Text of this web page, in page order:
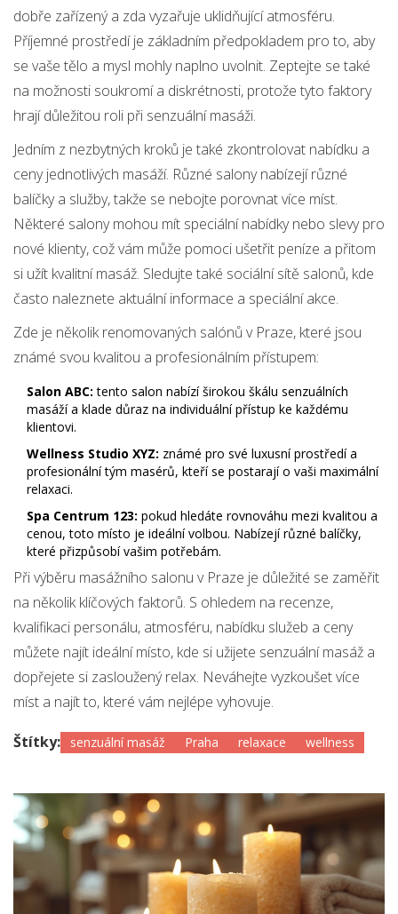
dobře zařízený a zda vyzařuje uklidňující atmosféru.
Příjemné prostředí je základním předpokladem pro to, aby
se vaše tělo a mysl mohly naplno uvolnit. Zeptejte se také
na možnosti soukromí a diskrétnosti, protože tyto faktory
hrají důležitou roli při senzuální masáži.
Jedním z nezbytných kroků je také zkontrolovat nabídku a
ceny jednotlivých masáží. Různé salony nabízejí různé
balíčky a služby, takže se nebojte porovnat více míst.
Některé salony mohou mít speciální nabídky nebo slevy pro
nové klienty, což vám může pomoci ušetřit peníze a přitom
si užít kvalitní masáž. Sledujte také sociální sítě salonů, kde
často naleznete aktuální informace a speciální akce.
Zde je několik renomovaných salónů v Praze, které jsou
známé svou kvalitou a profesionálním přístupem:
Salon ABC: tento salon nabízí širokou škálu senzuálních
masáží a klade důraz na individuální přístup ke každému
klientovi.
Wellness Studio XYZ: známé pro své luxusní prostředí a
profesionální tým masérů, kteří se postarají o vaši maximální
relaxaci.
Spa Centrum 123: pokud hledáte rovnováhu mezi kvalitou a
cenou, toto místo je ideální volbou. Nabízejí různé balíčky,
které přizpůsobí vašim potřebám.
Při výběru masážního salonu v Praze je důležité se zaměřit
na několik klíčových faktorů. S ohledem na recenze,
kvalifikaci personálu, atmosféru, nabídku služeb a ceny
můžete najít ideální místo, kde si užijete senzuální masáž a
dopřejete si zasloužený relax. Neváhejte vyzkoušet více
míst a najít to, které vám nejlépe vyhovuje.
Štítky: senzuální masáž Praha relaxace wellness